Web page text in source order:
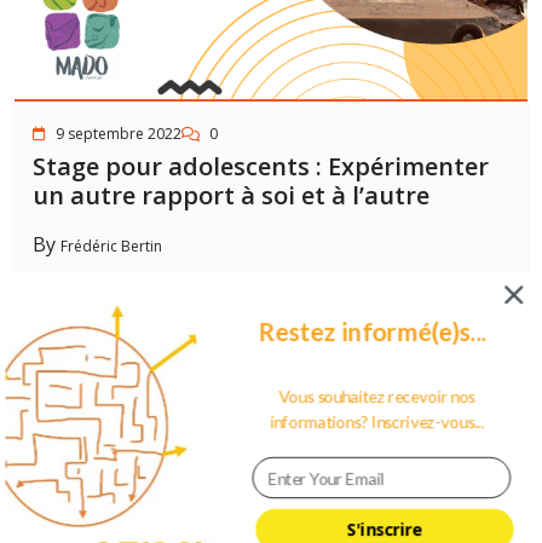
9 septembre 2022 0
Stage pour adolescents : Expérimenter
un autre rapport à soi et à l’autre
By Frédéric Bertin
S'inscrire
Restez informé(e)s...
Vous souhaitez recevoir nos
informations? Inscrivez-vous...